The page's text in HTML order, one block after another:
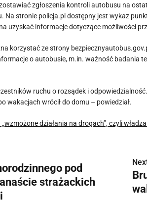
zgłoszenia kontroli autobusu na
Na stronie policja.pl dostępny jest wykaz
uzyskać informacje dotyczące możliwości
korzystać ze strony
o autobusie, m.in. ważność badania
ruchu o rozsądek i
wakacjach wrócił do domu – powiedział.
działania na drogach”, czyli
pod
strażackich